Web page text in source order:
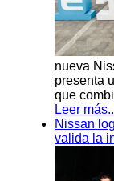
nueva
presenta
que
Leer
Nissan
valida la